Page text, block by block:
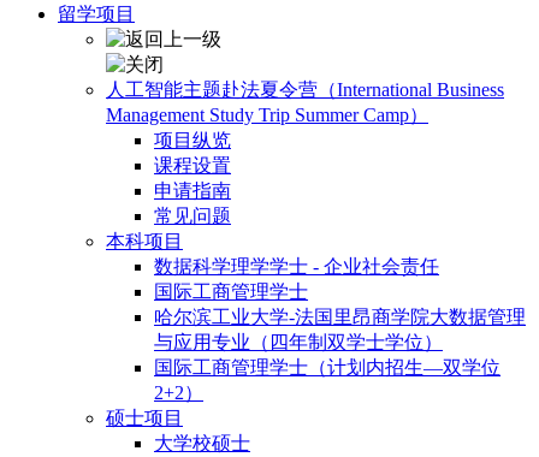
留学项目
人工智能主题赴法夏令营（International Business
Management Study Trip Summer Camp）
项目纵览
课程设置
申请指南
常见问题
本科项目
数据科学理学学士 - 企业社会责任
国际工商管理学士
哈尔滨工业大学-法国里昂商学院大数据管理
与应用专业（四年制双学士学位）
国际工商管理学士（计划内招生—双学位
2+2）
硕士项目
大学校硕士